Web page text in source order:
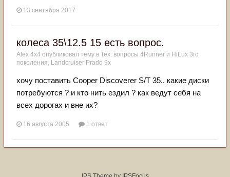
13 сентября 2017
колеса 35\12.5 15 есть вопрос.
Alex 4x4 опубликовал тему в Тех. вопросы 4Runner и HiLux 3го
поколения, Landсruiser Prado 9x
хочу поставить Cooper Discoverer S/T 35.. какие диски
потребуются ? и кто нить ездил ? как ведут себя на
всех дорогах и вне их?
16 августа 2005 1 ответ